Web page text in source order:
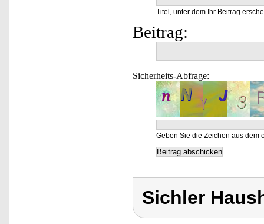
Titel, unter dem Ihr Beitrag
Beitrag:
Sicherheits-Abfrage:
Geben Sie die Zeichen aus dem
Sichler